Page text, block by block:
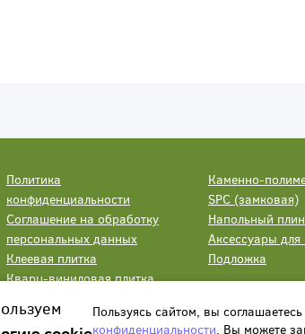
Политика
конфиденциальности
Соглашение на обработку
персональных данных
Клеевая плитка
Кварц-виниловая плитка
Каменно-
SPC (замковая)
Напольный
Аксессуары для
Подложка
Пользуясь сайтом, вы
конфиденциальности. Вы можете